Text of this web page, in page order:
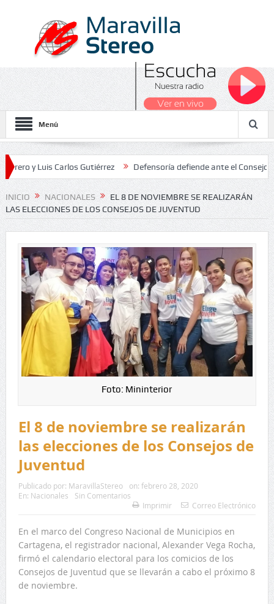
Menú
Carlos Gutiérrez Defensoría defiende ante el Consejo de
Nacionales 2026
INICIO NACIONALES
EL 8 DE NOVIEMBRE SE REALIZARÁN
LAS ELECCIONES DE LOS CONSEJOS DE JUVENTUD
Foto: Mininterior
El 8 de noviembre se realizarán
las elecciones de los Consejos de
Juventud
Publicado por: MaravillaStereo on: febrero 28, 2020
En: Nacionales
Sin Comentarios
Imprimir
Correo Electrónico
En el marco del Congreso Nacional de Municipios en
Cartagena, el registrador nacional, Alexander Vega Rocha,
firmó el calendario electoral para los comicios de los
Consejos de Juventud que se llevarán a cabo el próximo 8
de noviembre.